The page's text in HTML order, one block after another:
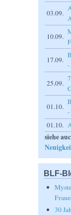
03.09.
10.09.
17.09.
25.09.
01.10.
01.10.
siehe
BLF-
30